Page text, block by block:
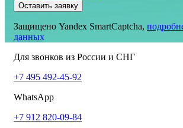
Оставить заявку
Защищено Yandex SmartCaptcha,
данных
Для звонков из России и СНГ
+7 495 492-45-92
WhatsApp
+7 912 820-09-84